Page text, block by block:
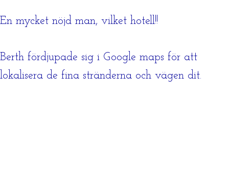
En mycket nöjd man, vilket hotell!!
Berth fördjupade sig i Google maps för att
lokalisera de fina stränderna och vägen dit.